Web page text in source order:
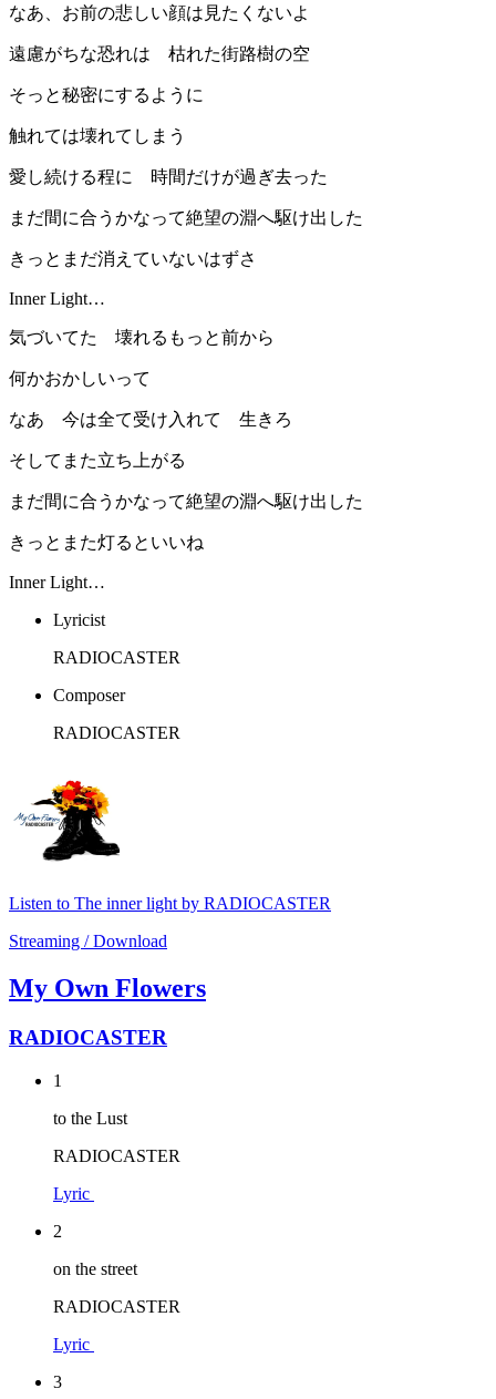
なあ、お前の悲しい顔は見たくないよ
遠慮がちな恐れは 枯れた街路樹の空
そっと秘密にするように
触れては壊れてしまう
愛し続ける程に 時間だけが過ぎ去った
まだ間に合うかなって絶望の淵へ駆け出した
きっとまだ消えていないはずさ
Inner Light…
気づいてた 壊れるもっと前から
何かおかしいって
なあ 今は全て受け入れて 生きろ
そしてまた立ち上がる
まだ間に合うかなって絶望の淵へ駆け出した
きっとまた灯るといいね
Inner Light…
Lyricist
RADIOCASTER
Composer
RADIOCASTER
Listen to The inner light by RADIOCASTER
Streaming / Download
My Own Flowers
RADIOCASTER
1
to the Lust
RADIOCASTER
Lyric
2
on the street
RADIOCASTER
Lyric
3